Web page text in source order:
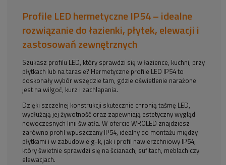
Profile LED hermetyczne IP54 – idealne
rozwiązanie do łazienki, płytek, elewacji i
zastosowań zewnętrznych
Szukasz profilu LED, który sprawdzi się w łazience, kuchni, przy
płytkach lub na tarasie? Hermetyczne profile LED IP54 to
doskonały wybór wszędzie tam, gdzie oświetlenie narażone
jest na wilgoć, kurz i zachlapania.
Dzięki szczelnej konstrukcji skutecznie chronią taśmę LED,
wydłużają jej żywotność oraz zapewniają estetyczny wygląd
nowoczesnych linii światła. W ofercie WROLED znajdziesz
zarówno profil wpuszczany IP54, idealny do montażu między
płytkami i w zabudowie g-k, jak i profil nawierzchniowy IP54,
który świetnie sprawdzi się na ścianach, sufitach, meblach czy
elewacjach.